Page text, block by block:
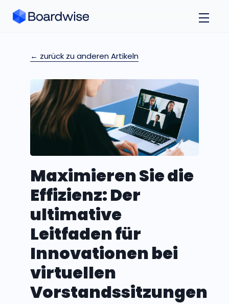
← zurück zu anderen Artikeln
Maximieren Sie die
Effizienz: Der
ultimative
Leitfaden für
Innovationen bei
virtuellen
Vorstandssitzungen